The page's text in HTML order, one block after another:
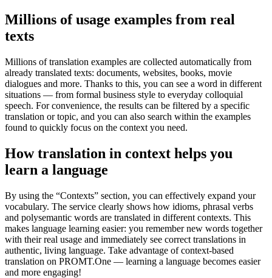
Millions of usage examples from real
texts
Millions of translation examples are collected automatically from
already translated texts: documents, websites, books, movie
dialogues and more. Thanks to this, you can see a word in different
situations — from formal business style to everyday colloquial
speech. For convenience, the results can be filtered by a specific
translation or topic, and you can also search within the examples
found to quickly focus on the context you need.
How translation in context helps you
learn a language
By using the “Contexts” section, you can effectively expand your
vocabulary. The service clearly shows how idioms, phrasal verbs
and polysemantic words are translated in different contexts. This
makes language learning easier: you remember new words together
with their real usage and immediately see correct translations in
authentic, living language. Take advantage of context-based
translation on PROMT.One — learning a language becomes easier
and more engaging!